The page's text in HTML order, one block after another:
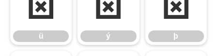
ü
ü
ý
ý
þ
þ